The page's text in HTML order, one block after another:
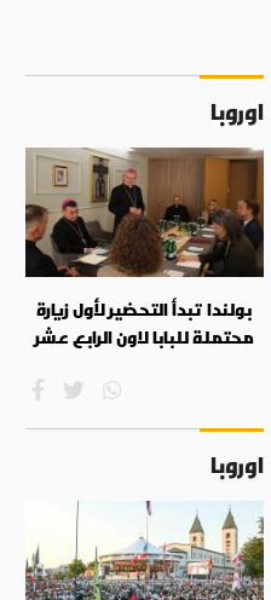
اوروبا
بولندا تبدأ التحضير لأول زيارة
محتملة للبابا لاون الرابع عشر
اوروبا